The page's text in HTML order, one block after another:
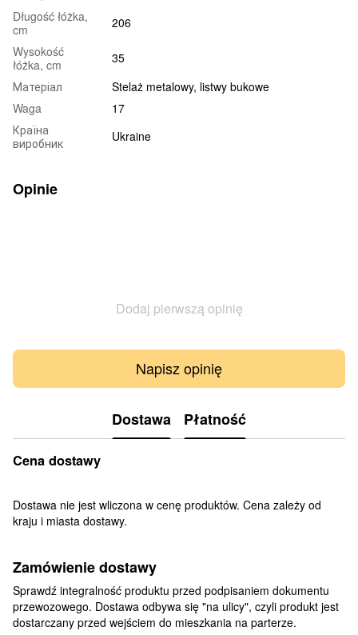
Długość łóżka,
cm
206
Wysokość
łóżka, cm
35
Матеріал
Stelaż metalowy, listwy bukowe
Waga
17
Країна
виробник
Ukraine
Opinie
Dodaj pierwszą opinię
Napisz opinię
Dostawa Płatność
Cena dostawy
Dostawa nie jest wliczona w cenę produktów. Cena zależy od
kraju i miasta dostawy.
Zamówienie dostawy
Sprawdź integralność produktu przed podpisaniem dokumentu
przewozowego. Dostawa odbywa się "na ulicy", czyli produkt jest
dostarczany przed wejściem do mieszkania na parterze.